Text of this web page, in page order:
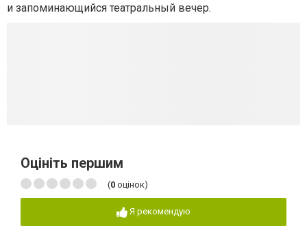
и запоминающийся театральный вечер.
Оцініть першим
(0 оцінок)
Я рекомендую